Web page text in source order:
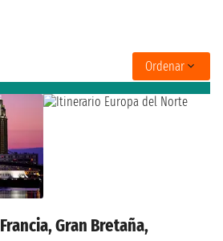
Ordenar
Gran Bretaña,